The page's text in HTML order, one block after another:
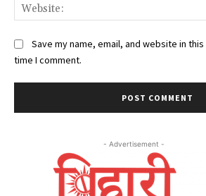
Save my name, email, and website in
time I comment.
- Advertisement -